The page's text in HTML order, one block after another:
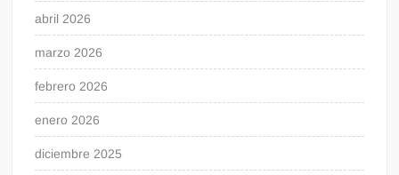
abril 2026
marzo 2026
febrero 2026
enero 2026
diciembre 2025